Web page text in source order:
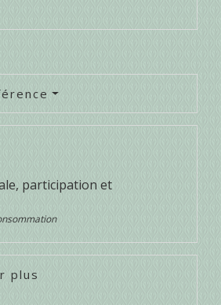
participation et
plus